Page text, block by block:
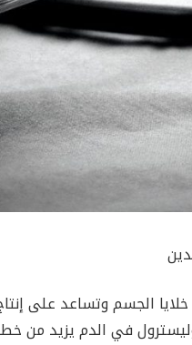
في الدم يزيد من